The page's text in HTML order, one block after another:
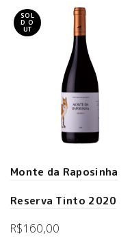
SOL
D O
UT
Monte da Raposinha
Reserva Tinto 2020
R$160,00